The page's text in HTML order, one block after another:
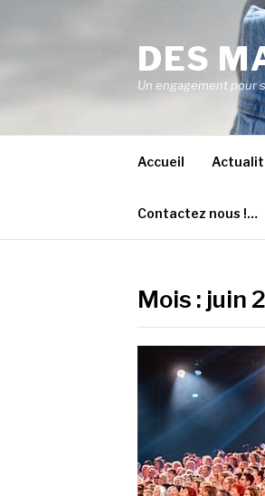
DES
Un engagement pour
Accueil
Contactez nous !…
Mois : juin